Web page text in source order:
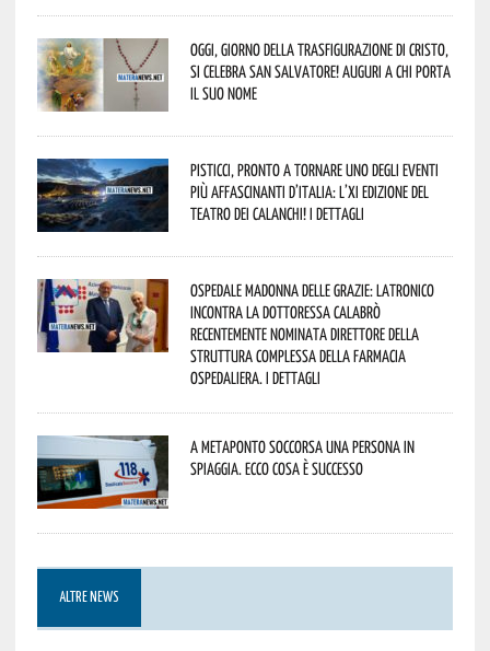
Oggi, giorno della Trasfigurazione di Cristo,
si celebra San Salvatore! Auguri a chi porta
il suo nome
Pisticci, pronto a tornare uno degli eventi
più affascinanti d’Italia: l’XI edizione del
Teatro dei Calanchi! I dettagli
Ospedale Madonna delle Grazie: Latronico
incontra la dottoressa Calabrò
recentemente nominata Direttore della
Struttura Complessa della Farmacia
Ospedaliera. I dettagli
A Metaponto soccorsa una persona in
spiaggia. Ecco cosa è successo
ALTRE NEWS